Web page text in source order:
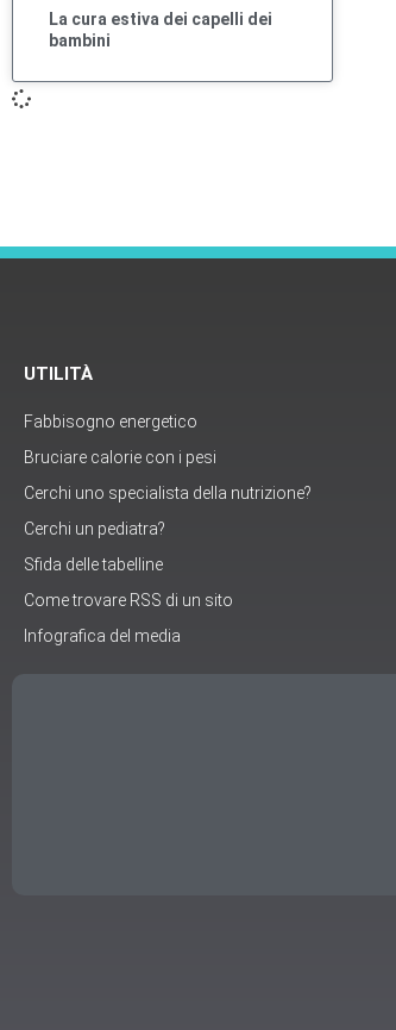
La cura estiva dei capelli dei
bambini
UTILITÀ
Fabbisogno energetico
Bruciare calorie con i pesi
Cerchi uno specialista della nutrizione?
Cerchi un pediatra?
Sfida delle tabelline
Come trovare RSS di un sito
Infografica del media